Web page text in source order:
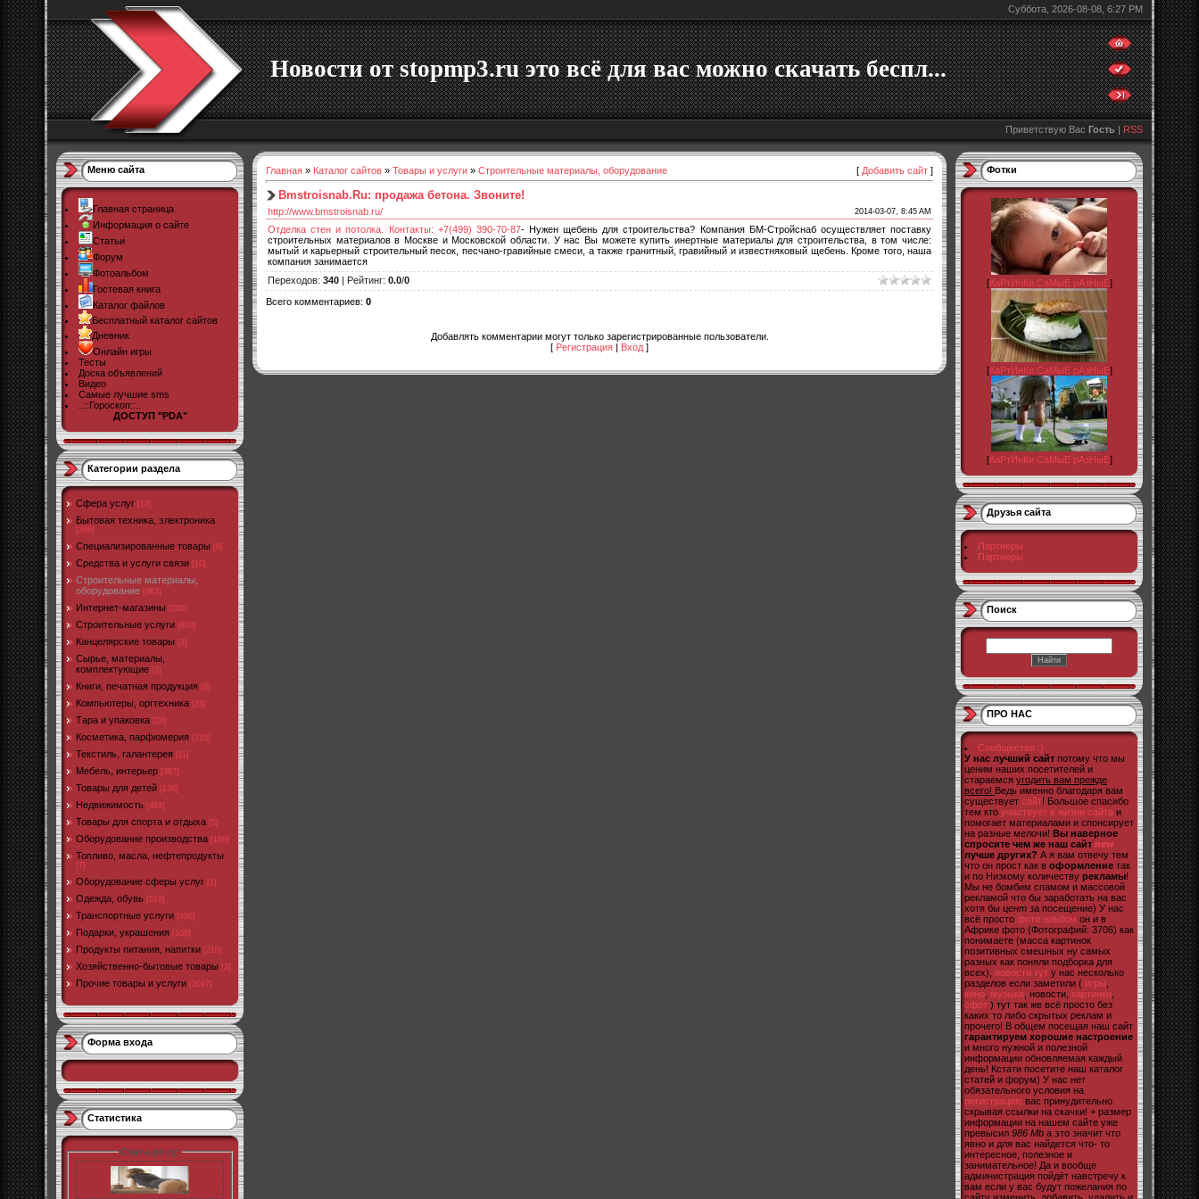
Суббота, 2026-08-08, 6:27 PM
Новости от stopmp3.ru это всё для вас можно скачать беспл...
Приветствую Вас Гость | RSS
Меню сайта
Главная страница
Информация о сайте
Статьи
Форум
Фотоальбом
Гостевая книга
Каталог файлов
Бесплатный каталог сайтов
Дневник
Онлайн игры
Тесты
Доска объявлений
Видео
Самые лучшие sms
..::Гороскоп::..
ДОСТУП "PDA"
Категории раздела
Cфера услуг [18]
Бытовая техника, электроника
[366]
Специализированные товары [0]
Средства и услуги связи [10]
Строительные материалы,
оборудование [983]
Интернет-магазины [280]
Строительные услуги [603]
Канцелярские товары [3]
Сырье, материалы,
комплектующие [2]
Книги, печатная продукция [8]
Компьютеры, оргтехника [25]
Тара и упаковка [20]
Косметика, парфюмерия [210]
Текстиль, галантерея [11]
Мебель, интерьер [387]
Товары для детей [136]
Недвижимость [493]
Товары для спорта и отдыха [5]
Оборудование производства [186]
Топливо, масла, нефтепродукты
[7]
Оборудование сферы услуг [1]
Одежда, обувь [516]
Транспортные услуги [426]
Подарки, украшения [108]
Продукты питания, напитки [210]
Хозяйственно-бытовые товары [2]
Прочие товары и услуги [3047]
Форма входа
Статистика
Статы pr-cy:
Главная » Каталог сайтов » Товары и услуги » Строительные материалы, оборудование [ Добавить сайт ]
Bmstroisnab.Ru: продажа бетона. Звоните!
http://www.bmstroisnab.ru/ 2014-03-07, 8:45 AM
Отделка стен и потолка. Контакты: +7(499) 390-70-87- Нужен щебень для строительства? Компания БМ-Стройснаб осуществляет поставку
строительных материалов в Москве и Московской области. У нас Вы можете купить инертные материалы для строительства, в том числе:
мытый и карьерный строительный песок, песчано-гравийные смеси, а также гранитный, гравийный и известняковый щебень. Кроме того, наша
компания занимается
Переходов: 340 | Рейтинг: 0.0/0
Всего комментариев: 0
Добавлять комментарии могут только зарегистрированные пользователи.
[ Регистрация | Вход ]
Фотки
[КаРтИнКи СаМыЕ рАзНыЕ]
[КаРтИнКи СаМыЕ рАзНыЕ]
[КаРтИнКи СаМыЕ рАзНыЕ]
Друзья сайта
Партнеры
Партнеры
Поиск
ПРО НАС
Сообщество :)
У нас лучший сайт потому что мы
ценим наших посетителей и
стараемся угодить вам прежде
всего! Ведь именно благодаря вам
существует сайт! Большое спасибо
тем кто участвует в жизни сайта и
помогает материалами и спонсирует
на разные мелочи! Вы наверное
спросите чем же наш сайт new
лучше других? А я вам отвечу тем
что он прост как в оформление так
и по Низкому количеству рекламы!
Мы не бомбим спамом и массовой
рекламой что бы заработать на вас
хотя бы цент за посещение) У нас
всё просто фото альбом он и в
Африке фото (Фотографий: 3706) как
понимаете (масса картинок
позитивных смешных ну самых
разных как поняли подборка для
всех), новости тут у нас несколько
разделов если заметили ( игры
кино музыка , новости, картинки
сфот ) тут так же всё просто без
каких то либо скрытых реклам и
прочего! В общем посещая наш сайт
гарантируем хорошие настроение
и много нужной и полезной
информации обновляемая каждый
день! Кстати посетите наш каталог
статей и форум) У нас нет
обязательного условия на
регистрацию вас принудительно
скрывая ссылки на скачки! + размер
информации на нашем сайте уже
превысил 986 Mb а это значит что
явно и для вас найдется что- то
интересное, полезное и
занимательное! Да и вообще
администрация пойдёт навстречу к
вам если у вас будут пожелания по